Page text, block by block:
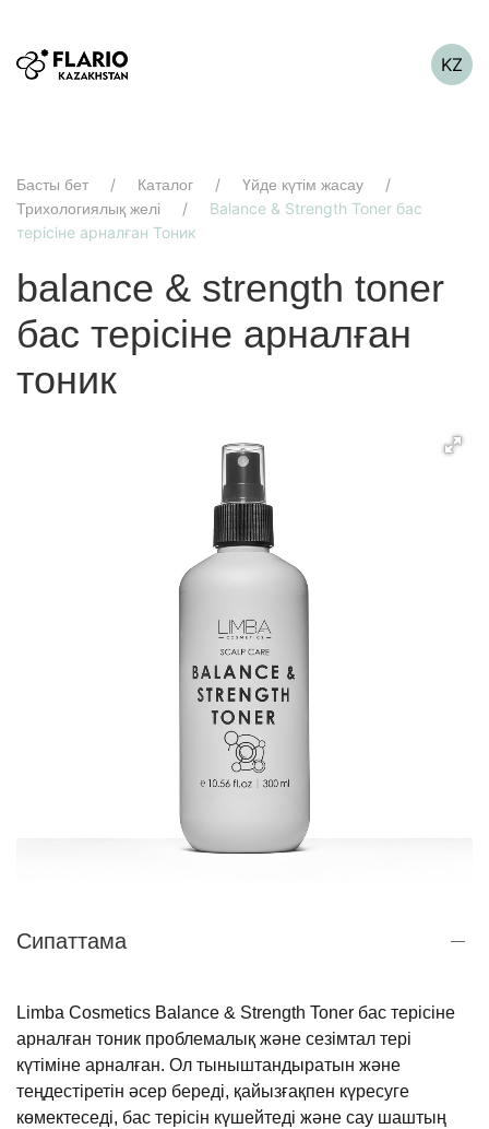
KZ
Басты бет Каталог
Үйде күтім жасау
Трихологиялық желі
Balance & Strength Toner бас
терісіне арналған Тоник
balance & strength toner
бас терісіне арналған
тоник
Сипаттама
Limba Cosmetics Balance & Strength Toner бас терісіне
арналған тоник проблемалық және сезімтал тері
күтіміне арналған. Ол тыныштандыратын және
теңдестіретін әсер береді, қайызғақпен күресуге
көмектеседі, бас терісін күшейтеді және сау шаштың